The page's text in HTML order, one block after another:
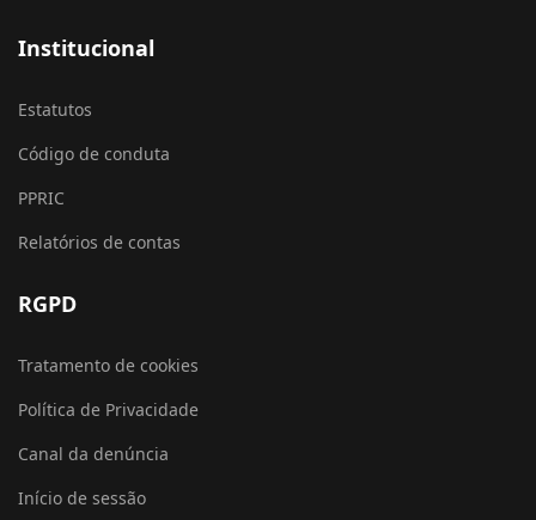
Institucional
Estatutos
Código de conduta
PPRIC
Relatórios de contas
RGPD
Tratamento de cookies
Política de Privacidade
Canal da denúncia
Início de sessão